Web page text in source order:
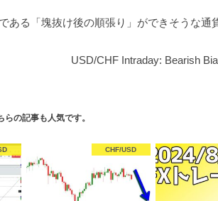
ある「塊抜け後の順張り」ができそうな通
USD/CHF Intraday: Bearish
らの記事も人気です。
CHF/USD